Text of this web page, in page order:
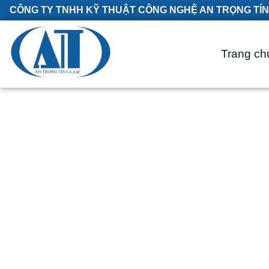
CÔNG TY TNHH KỸ THUẬT CÔNG NGHỆ AN TRỌNG TÍN
Trang